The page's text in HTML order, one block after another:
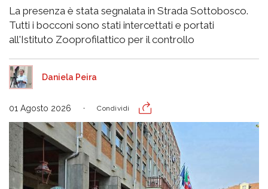
La presenza è stata segnalata in Strada Sottobosco.
Tutti i bocconi sono stati intercettati e portati
all'Istituto Zooprofilattico per il controllo
Daniela Peira
01 Agosto 2026 Condividi